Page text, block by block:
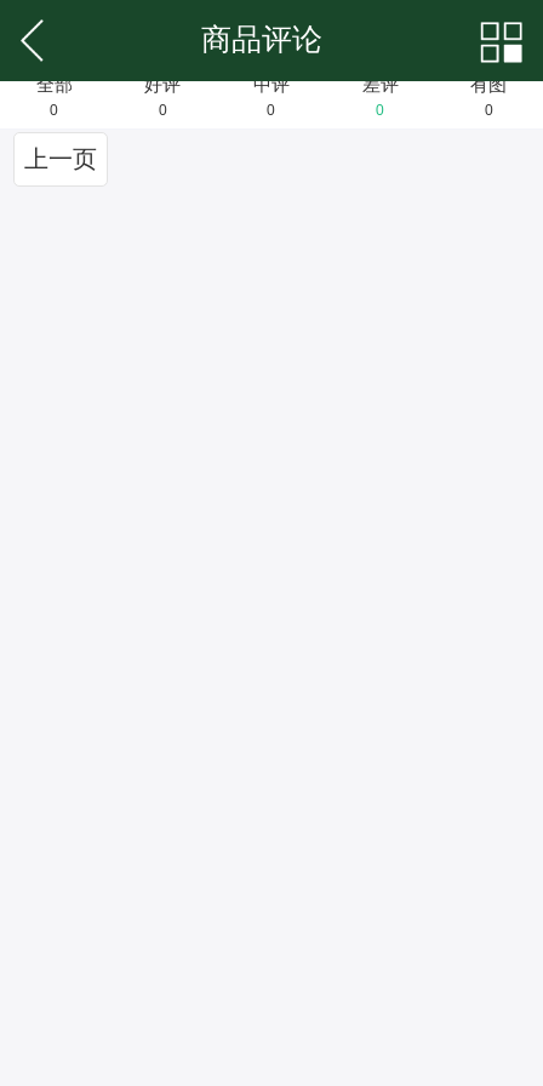
商品评论
全部
0
好评
0
中评
0
差评
0
有图
0
上一页